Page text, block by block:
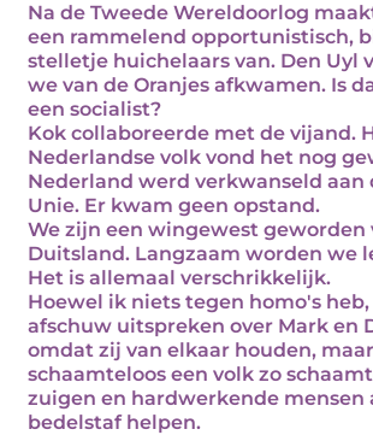
Na de Tweede Wereldoorlog
een rammelend opportunistisch,
stelletje huichelaars van. Den Uyl
we van de Oranjes afkwamen. Is
een socialist?
Kok collaboreerde met de vijand.
Nederlandse volk vond het nog
Nederland werd verkwanseld aan
Unie. Er kwam geen opstand.
We zijn een wingewest geworden
Duitsland. Langzaam worden we
Het is allemaal verschrikkelijk.
Hoewel ik niets tegen homo's
afschuw uitspreken over Mark en
omdat zij van elkaar houden,
schaamteloos een volk zo
zuigen en hardwerkende mensen
bedelstaf helpen.